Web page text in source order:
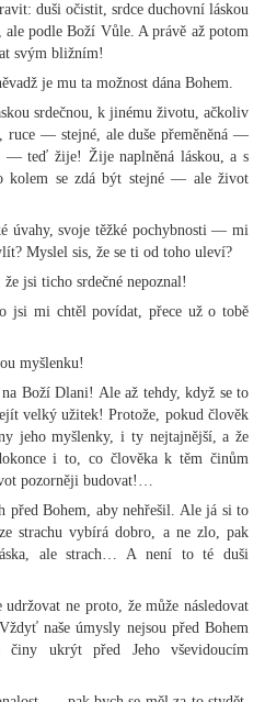
duši očistit, srdce duchovní láskou
podle Boží Vůle. A právě až potom
svým bližním!
je mu ta možnost dána Bohem.
srdečnou, k jinému životu, ačkoliv
ruce — stejné, ale duše přeměněná —
teď žije! Žije naplněná láskou, a s
kolem se zdá být stejné — ale život
úvahy, svoje těžké pochybnosti — mi
Myslel sis, že se ti od toho uleví?
jsi ticho srdečné nepoznal!
jsi mi chtěl povídat, přece už o tobě
myšlenku!
Boží Dlani! Ale až tehdy, když se to
velký užitek! Protože, pokud člověk
jeho myšlenky, i ty nejtajnější, a že
i to, co člověka k těm činům
pozorněji budovat!…
před Bohem, aby nehřešil. Ale já si to
strachu vybírá dobro, a ne zlo, pak
ale strach… A není to té duši
ne proto, že může následovat
naše úmysly nejsou před Bohem
činy ukrýt před Jeho vševidoucím